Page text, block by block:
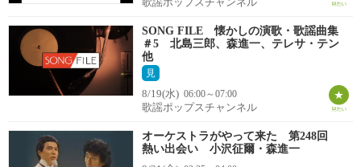
SONG FILE 懐かしの演歌・歌謡曲集
＃5 北島三郎、森進一、テレサ・テン
他
見
8/19(水) 06:00～07:00
歌謡ポップスチャンネル
オーケストラがやって来た 第248回
熱い出会い 小沢征爾・森進一